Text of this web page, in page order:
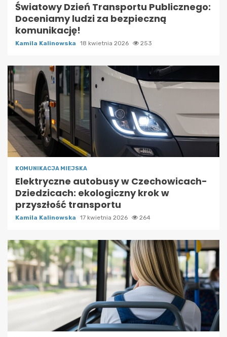
Światowy Dzień Transportu Publicznego:
Doceniamy ludzi za bezpieczną
komunikację!
Kamila Kalinowska 18 kwietnia 2026 253
KOMUNIKACJA MIEJSKA
Elektryczne autobusy w Czechowicach-
Dziedzicach: ekologiczny krok w
przyszłość transportu
Kamila Kalinowska 17 kwietnia 2026 264